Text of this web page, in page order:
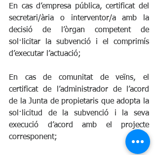
En cas d’empresa pública, certificat del
secretari/ària o interventor/a amb la
decisió de l’òrgan competent de
sol·licitar la subvenció i el comprimís
d’executar l’actuació;
En cas de comunitat de veïns, el
certificat de l’administrador de l’acord
de la Junta de propietaris que adopta la
sol·licitud de la subvenció i la seva
execució d’acord amb el projecte
corresponent;